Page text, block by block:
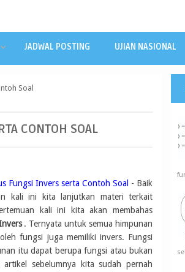
JADWAL POSTING UJIAN NASIONAL
Soal
CONTOH SOAL
Fungsi Invers serta Contoh Soal - Baik
kali ini kita lanjutkan materi terkait
kali ini kita akan membahas
. Ternyata untuk semua himpunan
fungsi juga memiliki invers. Fungsi
itu dapat berupa fungsi atau bukan
sebelumnya kita sudah pernah